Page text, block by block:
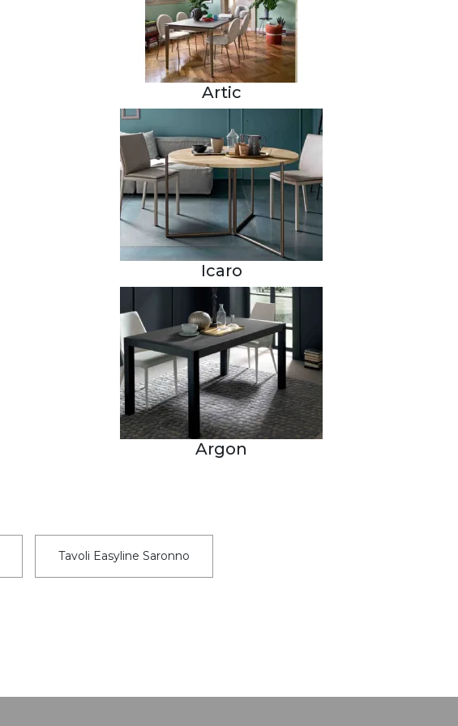
Artic
Icaro
Argon
Tavoli Easyline Saronno